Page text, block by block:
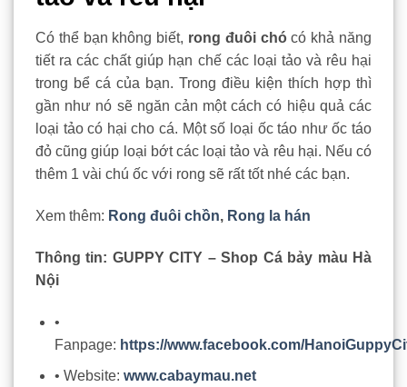
Có thể bạn không biết, rong đuôi chócó khả năng
tiết ra các chất giúp hạn chế các loại tảo và rêu hại
trong bể cá của bạn. Trong điều kiện thích hợp thì
gần như nó sẽ ngăn cản một cách có hiệu quả các
loại tảo có hại cho cá. Một số loại ốc táo như ốc táo
đỏ cũng giúp loại bớt các loại tảo và rêu hại. Nếu có
thêm 1 vài chú ốc với rong sẽ rất tốt nhé các bạn.
Xem thêm: Rong đuôi chồn, Rong la hán
Thông tin: GUPPY CITY – Shop Cá bảy màu Hà
Nội
•
Fanpage: https://www.facebook.com/
• Website: www.cabaymau.net